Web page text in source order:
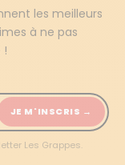
les meilleurs
à ne pas
!
JE M'INSCRIS →
Les Grappes.